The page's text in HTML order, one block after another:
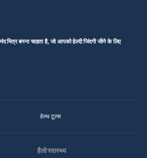
मित्र बनना चाहता है, जो आपको हेल्दी जिंदगी जीने के लिए
हेल्थ टूल्स
हैलो स्वास्थ्य